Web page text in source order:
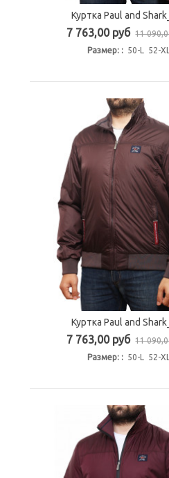
Быстрый
Куртка Paul and
7 763,00 руб 11
Размер: : 50-L 52-XL
Быстрый
Куртка Paul and
7 763,00 руб 11
Размер: : 50-L 52-XL